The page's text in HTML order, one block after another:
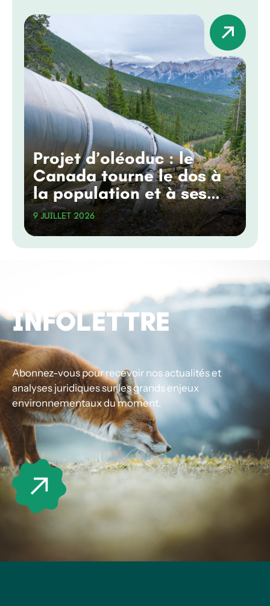
Projet d’oléoduc : le
Canada tourne le dos à
la population et à ses
engagements
climatiques
9 JUILLET 2026
INFOLETTRE
Abonnez-vous pour recevoir nos actualités et
analyses juridiques sur les grands enjeux
environnementaux du moment.